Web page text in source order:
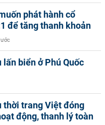
phát hành cổ
để tăng thanh khoản
lấn biển ở Phú Quốc
thời trang Việt đóng
động, thanh lý toàn